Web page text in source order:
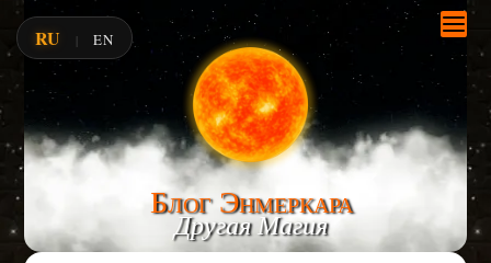
Блог Энмеркара
Другая Магия
RU | EN